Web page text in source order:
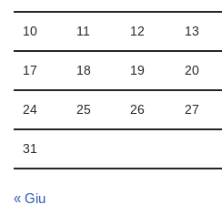
10 11 12 13
17 18 19 20
24 25 26 27
31
« Giu